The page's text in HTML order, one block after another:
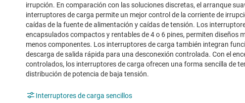
irrupción. En comparación con las soluciones discretas, el arranque
interruptores de carga permite un mejor control de la corriente de
caídas de la fuente de alimentación y caídas de tensión. Los
encapsulados compactos y rentables de 4 o 6 pines, permiten diseños
menos componentes. Los interruptores de carga también integran
descarga de salida rápida para una desconexión controlada. Con el
controlados, los interruptores de carga ofrecen una forma sencilla de
distribución de potencia de baja tensión.
Interruptores de carga sencillos